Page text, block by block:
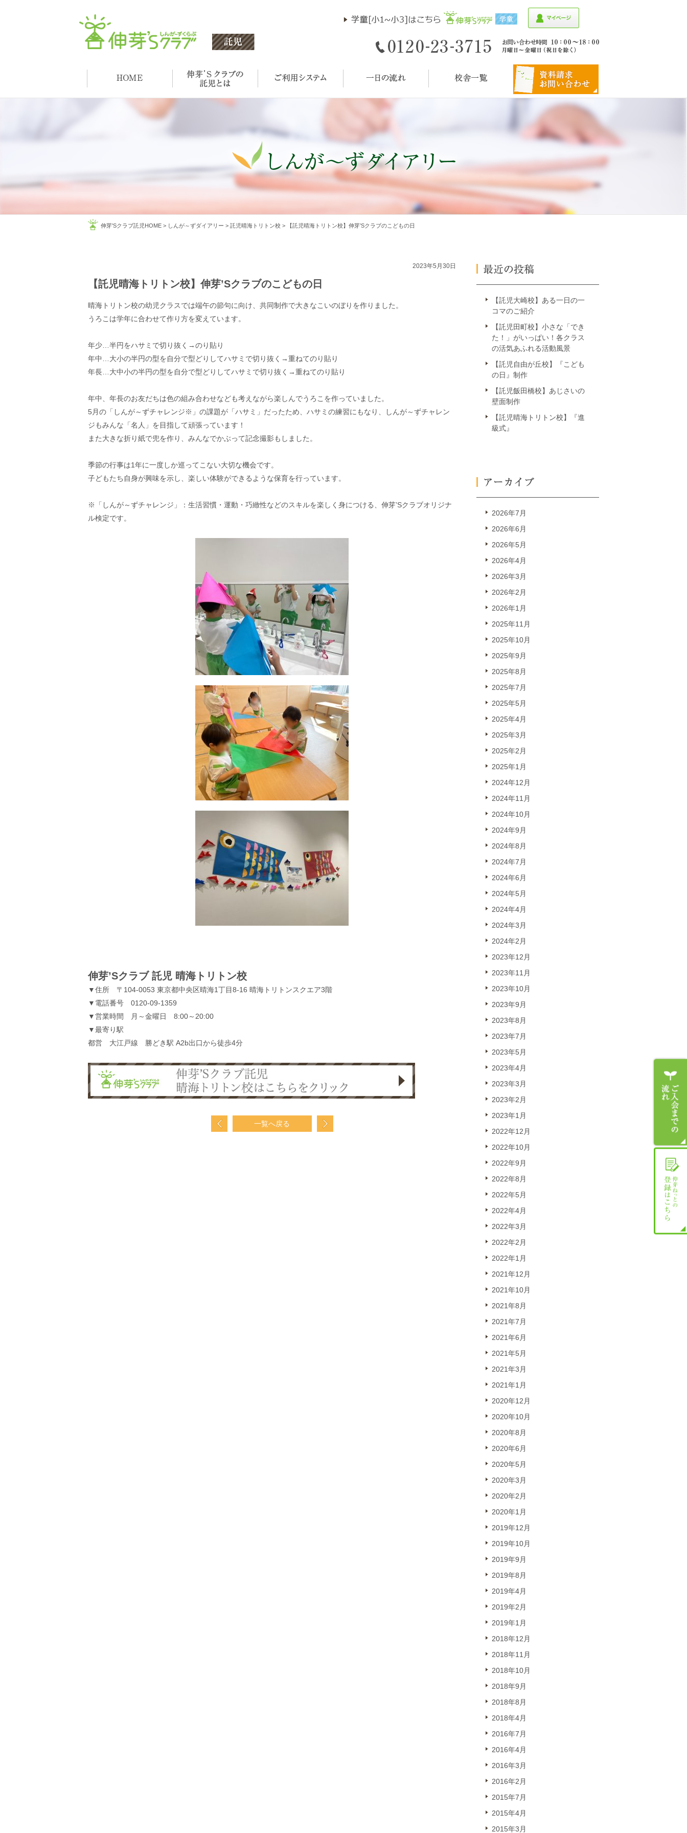
伸芽'Sクラブ託児HOME > しんが～ずダイアリー > 託児晴海トリトン校 > 【託児晴海トリトン校】伸芽’Sクラブのこどもの日
2023年5月30日
【託児晴海トリトン校】伸芽’Sクラブのこどもの日
晴海トリトン校の幼児クラスでは端午の節句に向け、共同制作で大きなこいのぼりを作りました。
うろこは学年に合わせて作り方を変えています。
年少…半円をハサミで切り抜く→のり貼り
年中…大小の半円の型を自分で型どりしてハサミで切り抜く→重ねてのり貼り
年長…大中小の半円の型を自分で型どりしてハサミで切り抜く→重ねてのり貼り
年中、年長のお友だちは色の組み合わせなども考えながら楽しんでうろこを作っていました。
5月の「しんが～ずチャレンジ※」の課題が「ハサミ」だったため、ハサミの練習にもなり、しんが～ずチャレン
ジもみんな「名人」を目指して頑張っています！
また大きな折り紙で兜を作り、みんなでかぶって記念撮影もしました。
季節の行事は1年に一度しか巡ってこない大切な機会です。
子どもたち自身が興味を示し、楽しい体験ができるような保育を行っています。
※「しんが～ずチャレンジ」：生活習慣・運動・巧緻性などのスキルを楽しく身につける、伸芽’Sクラブオリジナ
ル検定です。
伸芽’Sクラブ 託児 晴海トリトン校
▼住所 〒104-0053 東京都中央区晴海1丁目8-16 晴海トリトンスクエア3階
▼電話番号 0120-09-1359
▼営業時間 月～金曜日 8:00～20:00
▼最寄り駅
都営 大江戸線 勝どき駅 A2b出口から徒歩4分
一覧へ戻る
【託児大崎校】ある一日の一
コマのご紹介
【託児田町校】小さな「でき
た！」がいっぱい！各クラス
の活気あふれる活動風景
【託児自由が丘校】『こども
の日』制作
【託児飯田橋校】あじさいの
壁面制作
【託児晴海トリトン校】『進
級式』
2026年7月
2026年6月
2026年5月
2026年4月
2026年3月
2026年2月
2026年1月
2025年11月
2025年10月
2025年9月
2025年8月
2025年7月
2025年5月
2025年4月
2025年3月
2025年2月
2025年1月
2024年12月
2024年11月
2024年10月
2024年9月
2024年8月
2024年7月
2024年6月
2024年5月
2024年4月
2024年3月
2024年2月
2023年12月
2023年11月
2023年10月
2023年9月
2023年8月
2023年7月
2023年5月
2023年4月
2023年3月
2023年2月
2023年1月
2022年12月
2022年10月
2022年9月
2022年8月
2022年5月
2022年4月
2022年3月
2022年2月
2022年1月
2021年12月
2021年10月
2021年8月
2021年7月
2021年6月
2021年5月
2021年3月
2021年1月
2020年12月
2020年10月
2020年8月
2020年6月
2020年5月
2020年3月
2020年2月
2020年1月
2019年12月
2019年10月
2019年9月
2019年8月
2019年4月
2019年2月
2019年1月
2018年12月
2018年11月
2018年10月
2018年9月
2018年8月
2018年4月
2016年7月
2016年4月
2016年3月
2016年2月
2015年7月
2015年4月
2015年3月